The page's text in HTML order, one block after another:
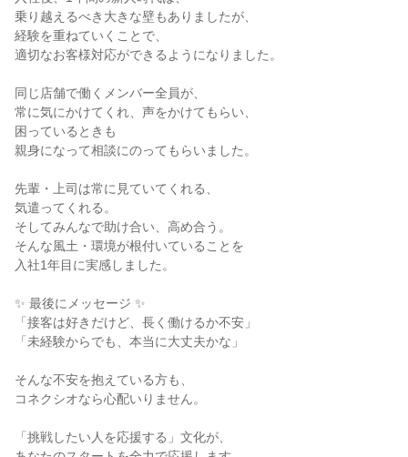
乗り越えるべき大きな壁もありましたが、
経験を重ねていくことで、
適切なお客様対応ができるようになりました。
同じ店舗で働くメンバー全員が、
常に気にかけてくれ、声をかけてもらい、
困っているときも
親身になって相談にのってもらいました。
先輩・上司は常に見ていてくれる、
気遣ってくれる。
そしてみんなで助け合い、高め合う。
そんな風土・環境が根付いていることを
入社1年目に実感しました。
✨ 最後にメッセージ ✨
「接客は好きだけど、長く働けるか不安」
「未経験からでも、本当に大丈夫かな」
そんな不安を抱えている方も、
コネクシオなら心配いりません。
「挑戦したい人を応援する」文化が、